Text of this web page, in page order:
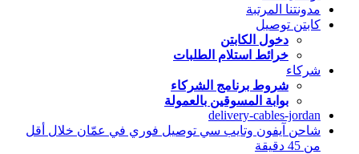
مدونتنا المرتبة
كابتن توصيل
دخول الكابتن
خرائط استلام الطلبات
شركاء
شروط برنامج الشركاء
بوابة المسوقين بالعمولة
delivery-cables-jordan
شاحن آيفون وتايب سي توصيل فوري في عمّان خلال أقل
من 45 دقيقة